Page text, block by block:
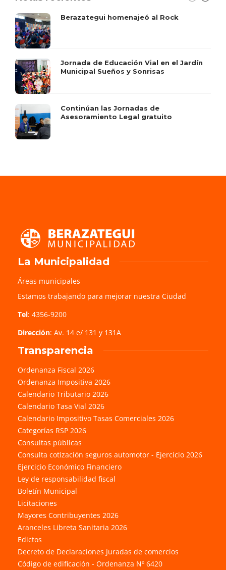
Berazategui homenajeó al Rock
Jornada de Educación Vial en el Jardín
Municipal Sueños y Sonrisas
Continúan las Jornadas de
Asesoramiento Legal gratuito
La Municipalidad
Áreas municipales
Estamos trabajando para mejorar nuestra Ciudad
Tel: 4356-9200
Dirección: Av. 14 e/ 131 y 131A
Transparencia
Ordenanza Fiscal 2026
Ordenanza Impositiva 2026
Calendario Tributario 2026
Calendario Tasa Vial 2026
Calendario Impositivo Tasas Comerciales 2026
Categorías RSP 2026
Consultas públicas
Consulta cotización seguros automotor - Ejercicio 2026
Ejercicio Económico Financiero
Ley de responsabilidad fiscal
Boletín Municipal
Licitaciones
Mayores Contribuyentes 2026
Aranceles Libreta Sanitaria 2026
Edictos
Decreto de Declaraciones Juradas de comercios
Código de edificación - Ordenanza Nº 6420